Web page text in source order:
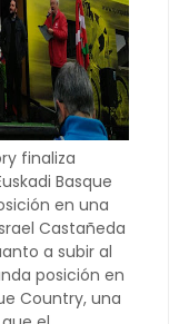
finaliza
Basque
en una
Castañeda
a subir al
posición en
Country, una